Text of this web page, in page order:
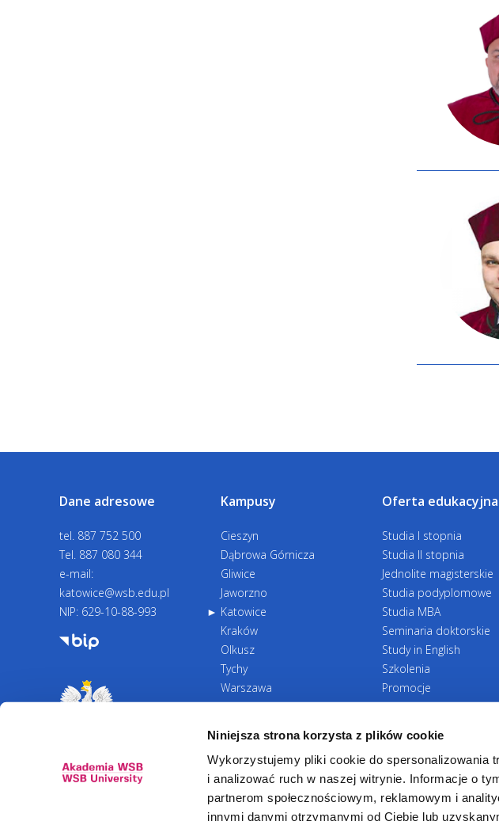
Niniejsza strona korzysta z plików cookie
Wykorzystujemy pliki cookie do spersonalizowania
i analizować ruch w naszej witrynie. Informacje o
partnerom społecznościowym, reklamowym i
innymi danymi otrzymanymi od Ciebie lub
Dane adresowe
tel. 887 752 500
Tel. 887 080 344
e-mail:
katowice@wsb.edu.pl
NIP: 629-10-88-993
Kampusy
Cieszyn
Dąbrowa Górnicza
Gliwice
Jaworzno
Katowice
Kraków
Olkusz
Tychy
Warszawa
Zawiercie
Oferta edukacyjna
Studia I stopnia
Studia II stopnia
Jednolite magisterskie
Studia podyplomowe
Studia MBA
Seminaria doktorskie
Study in English
Szkolenia
Promocje
Zasady rekrutacji